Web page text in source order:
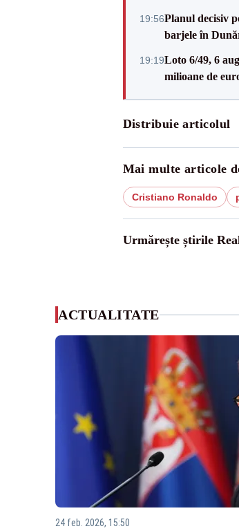
19:56Planul decisiv
barjele în
19:19Loto 6/49, 6
milioane de
Distribuie articolul
Mai multe articole
Cristiano Ronaldo
Urmărește știrile
ACTUALITATE
24 feb. 2026, 15:50